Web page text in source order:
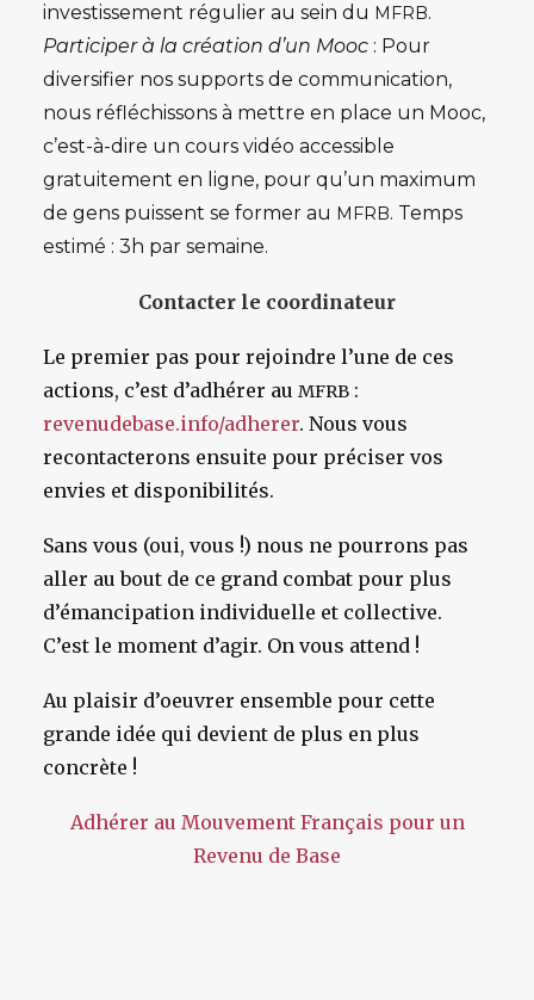
investissement régulier au sein du MFRB.
Participer à la création d’un Mooc : Pour
diversifier nos supports de communication,
nous réfléchissons à mettre en place un Mooc,
c’est-à-dire un cours vidéo accessible
gratuitement en ligne, pour qu’un maximum
de gens puissent se former au MFRB. Temps
estimé : 3h par semaine.
Contacter le coordinateur
Le premier pas pour rejoindre l’une de ces
actions, c’est d’adhérer au MFRB :
revenudebase.info/adherer. Nous vous
recontacterons ensuite pour préciser vos
envies et disponibilités.
Sans vous (oui, vous !) nous ne pourrons pas
aller au bout de ce grand combat pour plus
d’émancipation individuelle et collective.
C’est le moment d’agir. On vous attend !
Au plaisir d’oeuvrer ensemble pour cette
grande idée qui devient de plus en plus
concrète !
Adhérer au Mouvement Français pour un
Revenu de Base